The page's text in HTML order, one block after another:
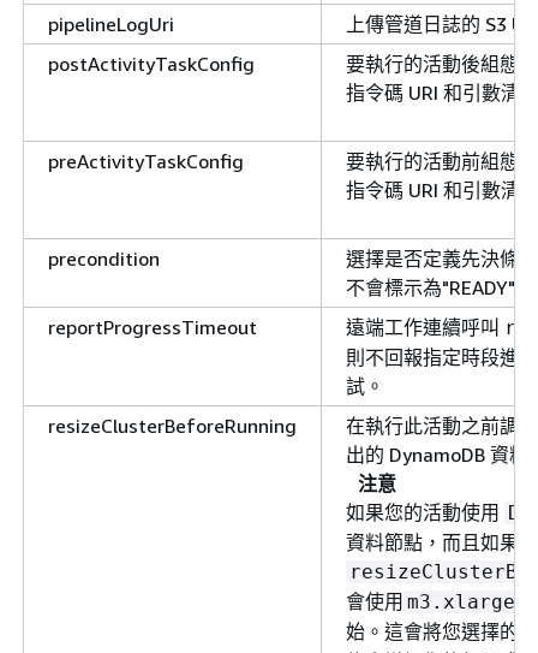
pipelineLogUri
上傳管道日誌的 S3
postActivityTaskConfig
要執行的活動後組態
指令碼 URI 和引數清
preActivityTaskConfig
要執行的活動前組態
指令碼 URI 和引數清
precondition
選擇是否定義先決條
不會標示為"READY"。
reportProgressTimeout
遠端工作連續呼叫
則不回報指定時段進
試。
resizeClusterBeforeRunning
在執行此活動之前調
出的 DynamoDB 資料
注意
如果您的活動使用
資料節點，而且如果您
會使用 m3.xlarge
始。這會將您選擇的